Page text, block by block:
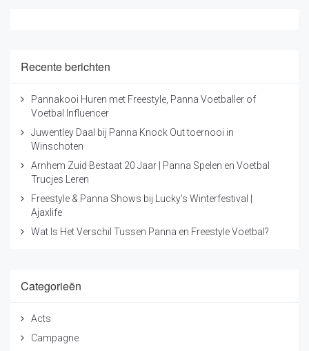
Recente berichten
Pannakooi Huren met Freestyle, Panna Voetballer of
Voetbal Influencer
Juwentley Daal bij Panna Knock Out toernooi in
Winschoten
Arnhem Zuid Bestaat 20 Jaar | Panna Spelen en Voetbal
Trucjes Leren
Freestyle & Panna Shows bij Lucky's Winterfestival |
Ajaxlife
Wat Is Het Verschil Tussen Panna en Freestyle Voetbal?
Categorieën
Acts
Campagne